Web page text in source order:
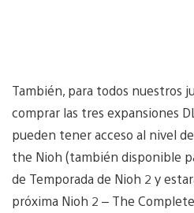
También, para todos nuestros
comprar las tres expansiones
pueden tener acceso al nivel
the Nioh (también disponible
de Temporada de Nioh 2 y
próxima Nioh 2 – The